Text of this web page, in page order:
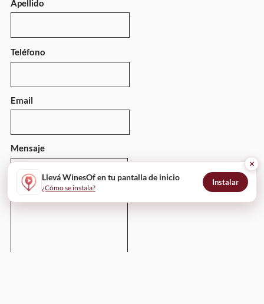
Apellido
Teléfono
Email
Mensaje
Llevá WinesOf en tu pantalla de inicio
¿Cómo se instala?
Instalar
✕